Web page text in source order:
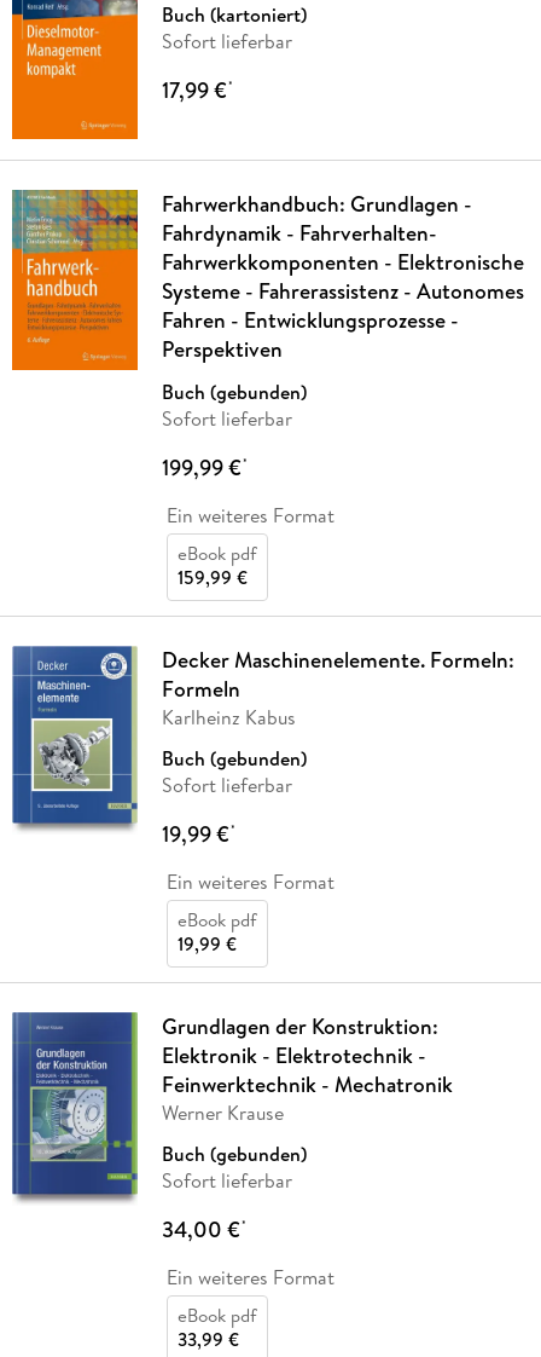
Buch (kartoniert)
Sofort lieferbar
17,99 €*
Fahrwerkhandbuch: Grundlagen -
Fahrdynamik - Fahrverhalten-
Fahrwerkkomponenten - Elektronische
Systeme - Fahrerassistenz - Autonomes
Fahren - Entwicklungsprozesse -
Perspektiven
Buch (gebunden)
Sofort lieferbar
199,99 €*
Ein weiteres Format
eBook pdf
159,99 €
Decker Maschinenelemente. Formeln:
Formeln
Karlheinz Kabus
Buch (gebunden)
Sofort lieferbar
19,99 €*
Ein weiteres Format
eBook pdf
19,99 €
Grundlagen der Konstruktion:
Elektronik - Elektrotechnik -
Feinwerktechnik - Mechatronik
Werner Krause
Buch (gebunden)
Sofort lieferbar
34,00 €*
Ein weiteres Format
eBook pdf
33,99 €